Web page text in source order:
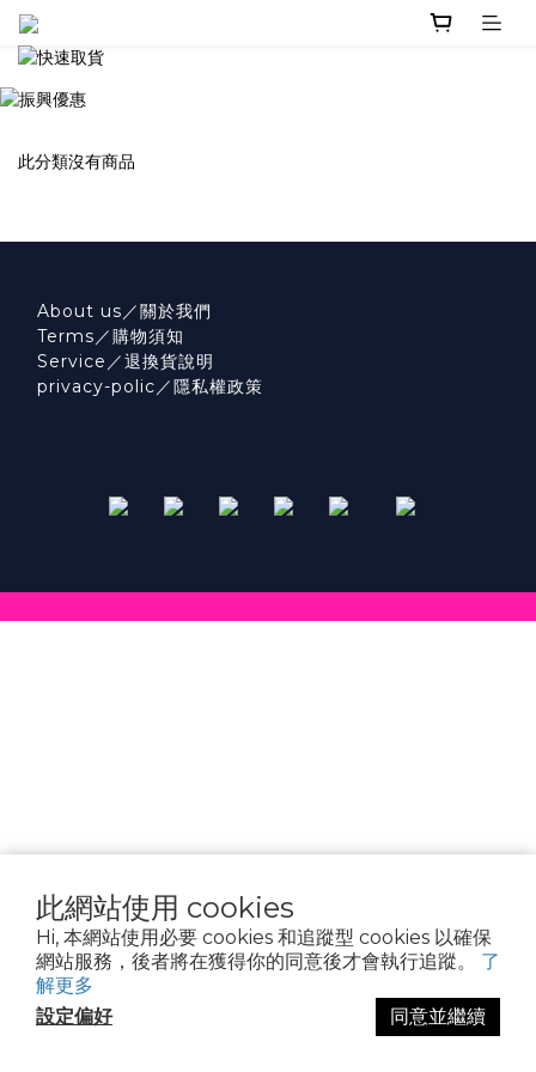
此網站使用 cookies
Hi, 本網站使用必要 cookies 和追蹤型 cookies 以確保
網站服務，後者將在獲得你的同意後才會執行追蹤。 了
解更多
設定偏好
同意並繼續
此分類沒有商品
About us／關於我們
Terms／購物須知
Service／退換貨說明
privacy-polic／隱私權政策